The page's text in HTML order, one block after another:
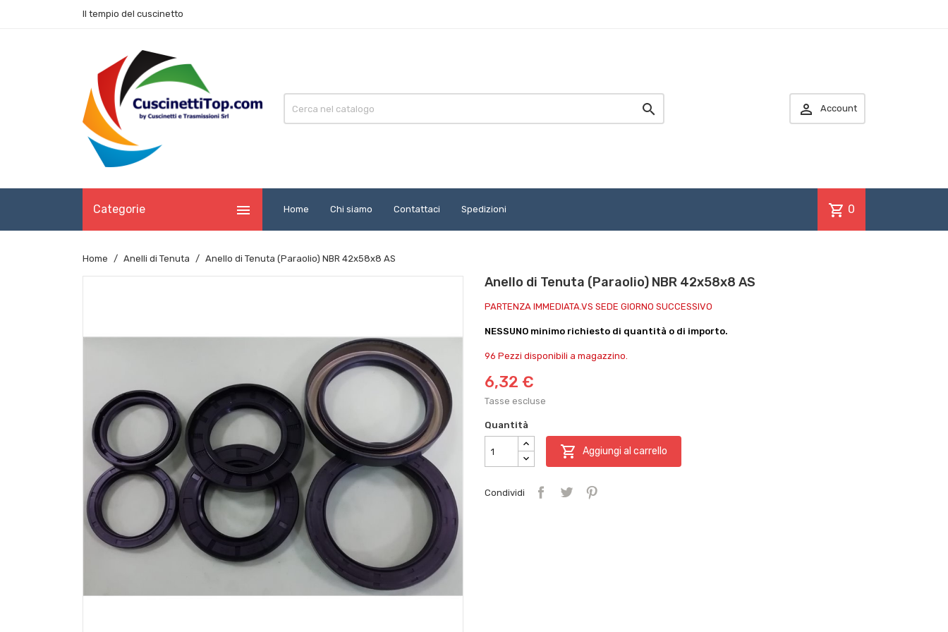
Il tempio del cuscinetto
  Account
Categorie  Home Chi siamo Contattaci Spedizioni shopping_cart 0
Home Anelli di Tenuta Anello di Tenuta (Paraolio) NBR 42x58x8 AS
Anello di Tenuta (Paraolio) NBR 42x58x8 AS
PARTENZA IMMEDIATA.VS SEDE GIORNO SUCCESSIVO
NESSUNO minimo richiesto di quantità o di importo.
96 Pezzi disponibili a magazzino.
6,32 €
Tasse escluse
Quantità
 Aggiungi al carrello
Condividi